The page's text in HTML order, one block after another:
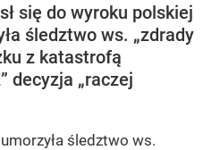
się do wyroku polskiej
śledztwo ws. „zdrady
z katastrofą
decyzja „raczej
śledztwo ws.